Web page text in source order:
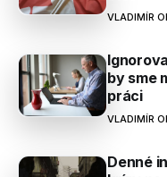
VLADIMÍR
by sme
práci
VLADIMÍR
Denné